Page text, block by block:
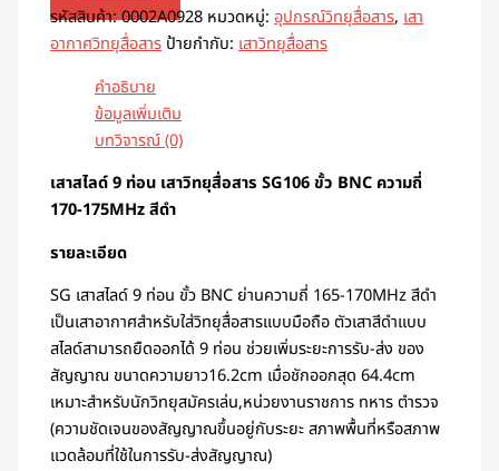
รหัสสินค้า:0002A0928 หมวดหมู่:อุปกรณ์วิทยุสื่อสาร,เสา
อากาศวิทยุสื่อสาร ป้ายกำกับ:เสาวิทยุสื่อสาร
คำอธิบาย
ข้อมูลเพิ่มเติม
บทวิจารณ์ (0)
เสาสไลด์ 9 ท่อน เสาวิทยุสื่อสาร SG106 ขั้ว BNC ความถี่
170-175MHz สีดำ
รายละเอียด
SG เสาสไลด์ 9 ท่อน ขั้ว BNC ย่านความถี่ 165-170MHz สีดำ
เป็นเสาอากาศสำหรับใส่วิทยุสื่อสารแบบมือถือ ตัวเสาสีดำแบบ
สไลด์สามารถยืดออกได้ 9 ท่อน ช่วยเพิ่มระยะการรับ-ส่ง ของ
สัญญาณ ขนาดความยาว16.2cm เมื่อชักออกสุด 64.4cm
เหมาะสำหรับนักวิทยุสมัครเล่น,หน่วยงานราชการ ทหาร ตำรวจ
(ความชัดเจนของสัญญาณขึ้นอยู่กับระยะ สภาพพื้นที่หรือสภาพ
แวดล้อมที่ใช้ในการรับ-ส่งสัญญาณ)